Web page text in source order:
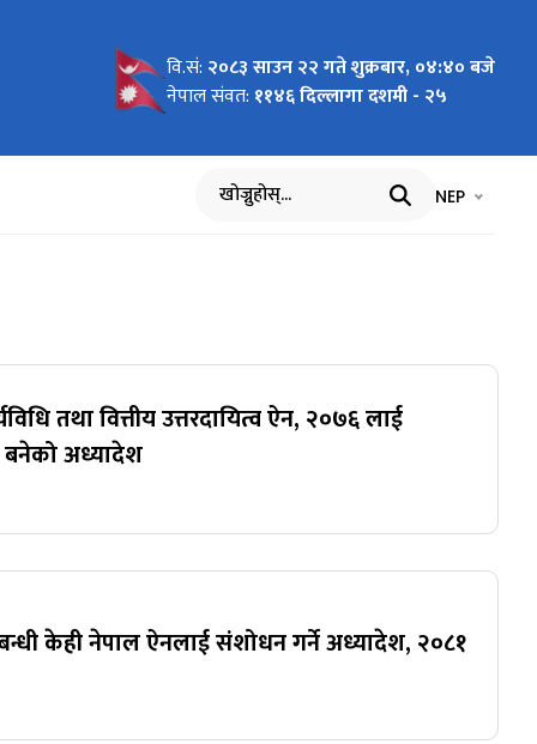
वि.सं: २०८३ साउन २२ गते शुक्रबार, ०४:४० बजे
नेपाल संवत: ११४६ दिल्लागा दशमी - २५
खोज्नुहोस् भाषा चयन
NEP
तथा वित्तीय उत्तरदायित्व ऐन, २०७६ लाई
अध्यादेश
केही नेपाल ऐनलाई संशोधन गर्ने अध्यादेश, २०८१